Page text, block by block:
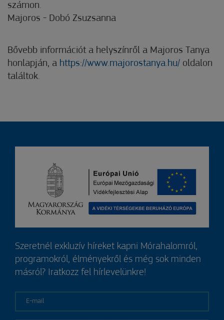
számon.
Majoros - Dobó Zsuzsanna
Bővebb információt a helyszínről a Majoros Tanya
honlapján, a https://www.majorostanya.hu/ oldalon
találtok.
Szeretnél exkluzív híreket kapni Mórahalomról,
programokról, élményekről és még sok minden
másról? Iratkozz fel hírlevelünkre!